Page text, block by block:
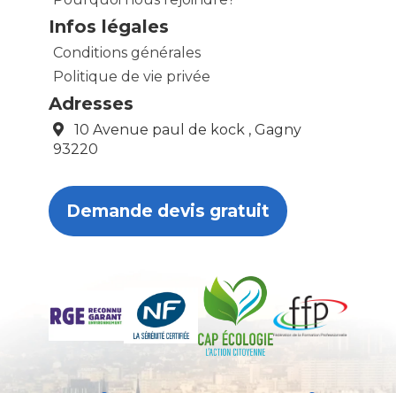
Infos légales
Conditions générales
Politique de vie privée
Adresses
10 Avenue paul de kock , Gagny
93220
Demande devis gratuit